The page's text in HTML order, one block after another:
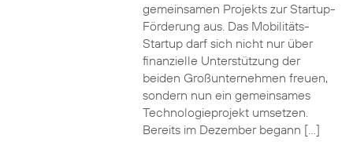
gemeinsamen Projekts zur Startup-
Förderung aus. Das Mobilitäts-
Startup darf sich nicht nur über
finanzielle Unterstützung der
beiden Großunternehmen freuen,
sondern nun ein gemeinsames
Technologieprojekt umsetzen.
Bereits im Dezember begann […]